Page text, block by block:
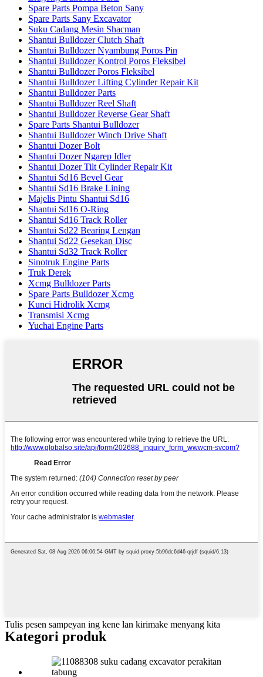
Spare Parts Pompa Beton Sany
Spare Parts Sany Excavator
Suku Cadang Mesin Shacman
Shantui Bulldozer Clutch Shaft
Shantui Bulldozer Nyambung Poros Pin
Shantui Bulldozer Kontrol Poros Fleksibel
Shantui Bulldozer Poros Fleksibel
Shantui Bulldozer Lifting Cylinder Repair Kit
Shantui Bulldozer Parts
Shantui Bulldozer Reel Shaft
Shantui Bulldozer Reverse Gear Shaft
Spare Parts Shantui Bulldozer
Shantui Bulldozer Winch Drive Shaft
Shantui Dozer Bolt
Shantui Dozer Ngarep Idler
Shantui Dozer Tilt Cylinder Repair Kit
Shantui Sd16 Bevel Gear
Shantui Sd16 Brake Lining
Majelis Pintu Shantui Sd16
Shantui Sd16 O-Ring
Shantui Sd16 Track Roller
Shantui Sd22 Bearing Lengan
Shantui Sd22 Gesekan Disc
Shantui Sd32 Track Roller
Sinotruk Engine Parts
Truk Derek
Xcmg Bulldozer Parts
Spare Parts Bulldozer Xcmg
Kunci Hidrolik Xcmg
Transmisi Xcmg
Yuchai Engine Parts
Tulis pesen sampeyan ing kene lan kirimake menyang kita
Kategori produk